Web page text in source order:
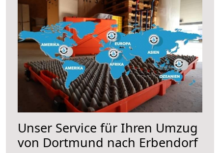
Unser Service für Ihren Umzug
von Dortmund nach Erbendorf